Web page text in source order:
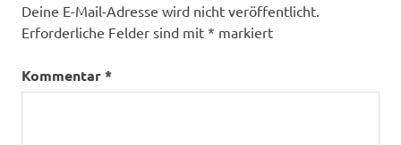
Deine E-Mail-Adresse wird nicht veröffentlicht.
Erforderliche Felder sind mit * markiert
Kommentar*